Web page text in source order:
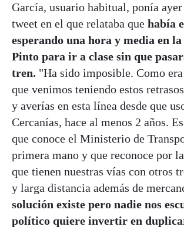
García, usuario habitual, ponía
tweet en el que relataba que había
esperando una hora y media en la
Pinto para ir a clase sin que
tren. "Ha sido imposible. Como era
que venimos teniendo estos
y averías en esta línea desde que
Cercanías, hace al menos 2 años.
que conoce el Ministerio de
primera mano y que reconoce por
que tienen nuestras vías con otros
y larga distancia además de
solución existe pero nadie nos
político quiere invertir en